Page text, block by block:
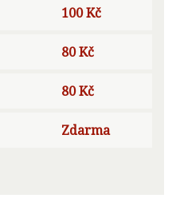
100 Kč
80 Kč
80 Kč
Zdarma